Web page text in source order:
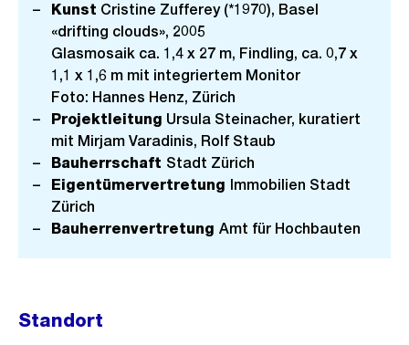
Kunst Cristine Zufferey (*1970), Basel
«drifting clouds», 2005
Glasmosaik ca. 1,4 x 27 m, Findling, ca. 0,7 x
1,1 x 1,6 m mit integriertem Monitor
Foto: Hannes Henz, Zürich
Projektleitung Ursula Steinacher, kuratiert
mit Mirjam Varadinis, Rolf Staub
Bauherrschaft Stadt Zürich
Eigentümervertretung Immobilien Stadt
Zürich
Bauherrenvertretung Amt für Hochbauten
Standort